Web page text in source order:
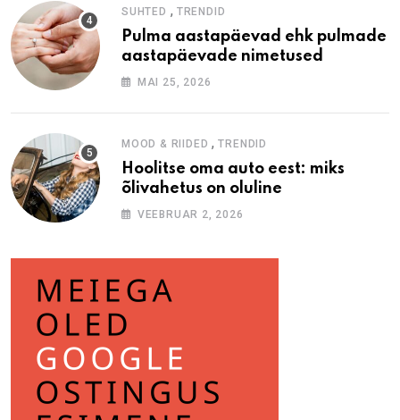
SUHTED , TRENDID
Pulma aastapäevad ehk pulmade
aastapäevade nimetused
MAI 25, 2026
MOOD & RIIDED ,TRENDID
Hoolitse oma auto eest: miks
õlivahetus on oluline
VEEBRUAR 2, 2026